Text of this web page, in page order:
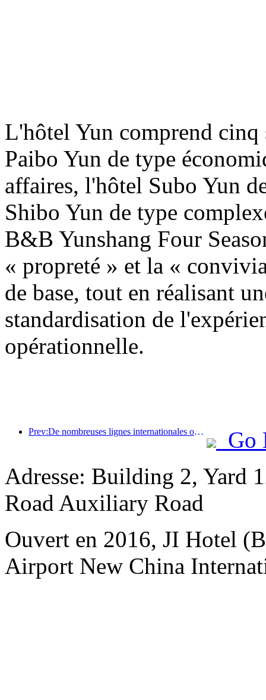
L'hôtel Yun comprend cinq
Paibo Yun de type
affaires, l'hôtel Subo Yun
Shibo Yun de type
B&B Yunshang Four
« propreté » et la «
de base, tout en réalisant
standardisation de
opérationnelle.
Prev:De nombreuses lignes internationales ont été ouvertes et augmentées récemment
Go
Adresse: Building 2, Yard
Road Auxiliary Road
Ouvert en 2016, JI Hotel
Airport New China